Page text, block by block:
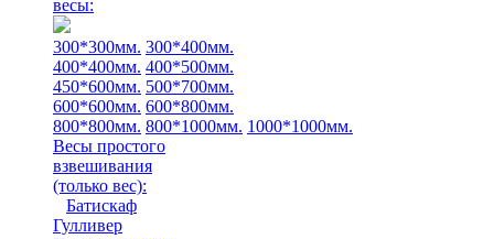
весы:
300*300мм. 300*400мм.
400*400мм. 400*500мм.
450*600мм. 500*700мм.
600*600мм. 600*800мм.
800*800мм. 800*1000мм. 1000*1000мм.
Весы простого
взвешивания
(только вес):
Батискаф
Гулливер